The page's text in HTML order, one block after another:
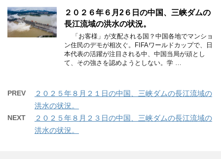
２０２６年６月2６日の中国、三峡ダムの
長江流域の洪水の状況。
「お客様」が支配される国？中国各地でマンショ
ン住民のデモが相次ぐ。FIFAワールドカップで、日
本代表の活躍が注目される中、中国当局が頑とし
て、その強さを認めようとしない。学 …
PREV
２０２５年８月２１日の中国、三峡ダムの長江流域の
洪水の状況。
NEXT
２０２５年８月２３日の中国、三峡ダムの長江流域の
洪水の状況。